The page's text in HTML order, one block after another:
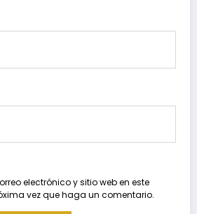
electrónico y sitio web en este
vez que haga un comentario.